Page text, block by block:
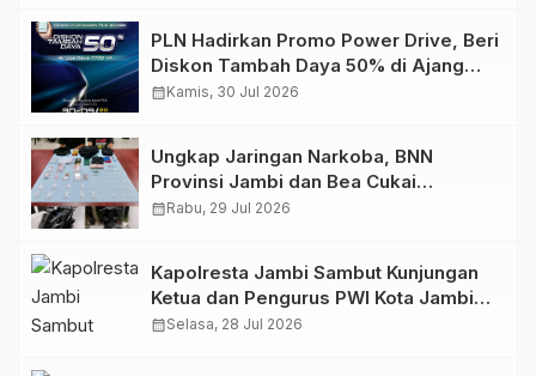
PLN Hadirkan Promo Power Drive, Beri
Diskon Tambah Daya 50% di Ajang
GIIAS 2026
calendar_monthKamis, 30 Jul 2026
Ungkap Jaringan Narkoba, BNN
Provinsi Jambi dan Bea Cukai
Amankan Sembilan Pelaku beserta
calendar_monthRabu, 29 Jul 2026
Kapolresta Jambi Sambut Kunjungan
Ketua dan Pengurus PWI Kota Jambi
Perkuat Sinergi dan Kolaborasi
calendar_monthSelasa, 28 Jul 2026